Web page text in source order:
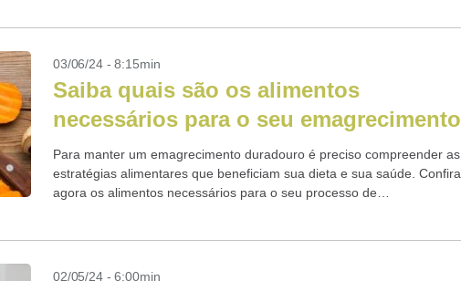
03/06/24 - 8:15min
Saiba quais são os alimentos
necessários para o seu emagrecimento
Para manter um emagrecimento duradouro é preciso compreender as
estratégias alimentares que beneficiam sua dieta e sua saúde. Confira
agora os alimentos necessários para o seu processo de
02/05/24 - 6:00min